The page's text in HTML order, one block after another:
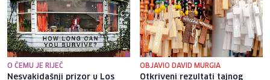
O ČEMU JE RIJEČ
Nesvakidašnji prizor u Los
OBJAVIO DAVID MURGIA
Otkriveni rezultati tajnog